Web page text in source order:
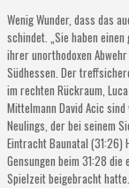
Wenig Wunder, dass das
schindet. „Sie haben
ihrer unorthodoxen
Südhessen. Der
im rechten Rückraum,
Mittelmann David Acic
Neulings, der bei seinem
Eintracht Baunatal (31:26)
Gensungen beim 31:28
Spielzeit beigebracht hatte.